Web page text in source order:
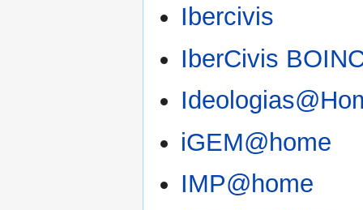
Ibercivis
IberCivis
iGEM@home
IMP@home